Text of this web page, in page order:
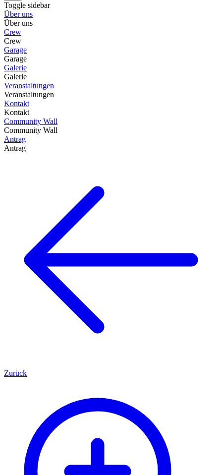
Toggle sidebar
Über uns
Über uns
Crew
Crew
Garage
Garage
Galerie
Galerie
Veranstaltungen
Veranstaltungen
Kontakt
Kontakt
Community Wall
Community Wall
Antrag
Antrag
Zurück